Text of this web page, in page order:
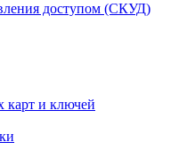
доступом (СКУД)
карт и ключей